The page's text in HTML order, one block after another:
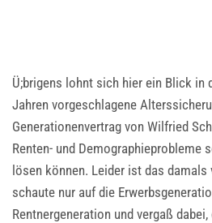
Ü;brigens lohnt sich hier ein Blick in
Jahren vorgeschlagene
Generationenvertrag von Wilfried
Renten- und Demographieprobleme
lösen können. Leider ist das
schaute nur auf die
Rentnergeneration und vergaß